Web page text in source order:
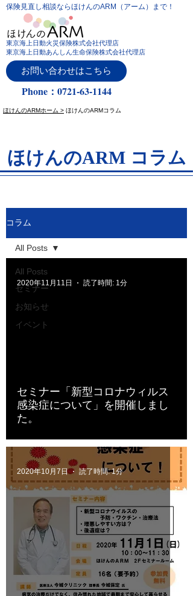
保険見直し相談ならほけんのARM（アーム）まで！
東京海上日動火災保険株式会社代理店
東京海上日動あんしん生命保険株式会社代理店
お問い合わせはこちら
Phone：0721-63-1144
ほけんのARMホーム > ほけんのARMコラム
ほけんのARM コラム
コラム
All Posts
セミナー
お知らせ
イベント
All Posts
セミナー「新型コロナウィルス
感染症について」を開催しまし
た。
2020年11月11日 読了時間: 1分
2020年10月7日 読了時間: 1分